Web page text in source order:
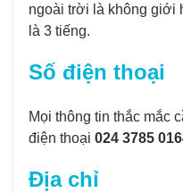
ngoài trời là không giới
là 3 tiếng.
Số điện thoại
Mọi thông tin thắc mắc
điện thoại 024 3785
Địa chỉ